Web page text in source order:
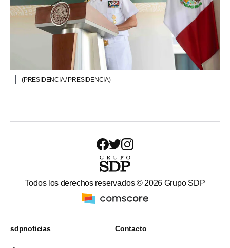
(PRESIDENCIA / PRESIDENCIA)
Todos los derechos reservados © 2026 Grupo SDP
sdpnoticias Contacto